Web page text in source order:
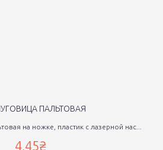
ПАЛЬТОВАЯ
на ножке, пластик с лазерной нас...
4,45₴